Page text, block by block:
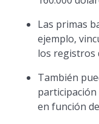
Las primas
ejemplo,
los registros
También
en función